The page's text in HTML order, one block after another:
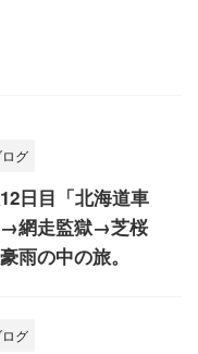
グ
日目「北海道車
→網走監獄→芝桜
雨の中の旅。
グ